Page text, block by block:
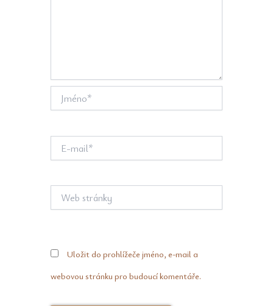
mail*
stránky
Uložit do prohlížeče jméno, e-mail a
webovou stránku pro budoucí komentáře.